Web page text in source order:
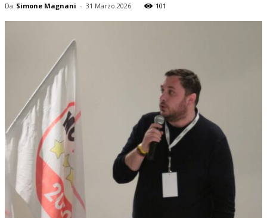
Da Simone Magnani - 31 Marzo 2026 101